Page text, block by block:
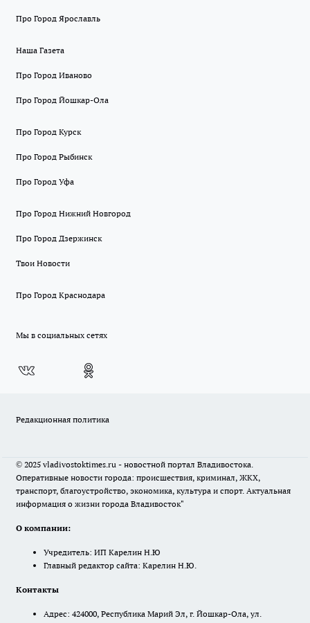
Про Город Ярославль
Наша Газета
Про Город Иваново
Про Город Йошкар-Ола
Про Город Курск
Про Город Рыбинск
Про Город Уфа
Про Город Нижний Новгород
Про Город Дзержинск
Твои Новости
Про Город Краснодара
Мы в социальных сетях
Редакционная политика
© 2025 vladivostoktimes.ru - новостной портал Владивостока.
Оперативные новости города: происшествия, криминал, ЖКХ,
транспорт, благоустройство, экономика, культура и спорт. Актуальная
информация о жизни города Владивосток"
О компании:
Учредитель: ИП Карелин Н.Ю
Главный редактор сайта: Карелин Н.Ю.
Контакты
Адрес: 424000, Республика Марий Эл, г. Йошкар-Ола, ул.